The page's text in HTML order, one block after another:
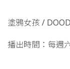
塗鴉女孩 /
播出時間：每週